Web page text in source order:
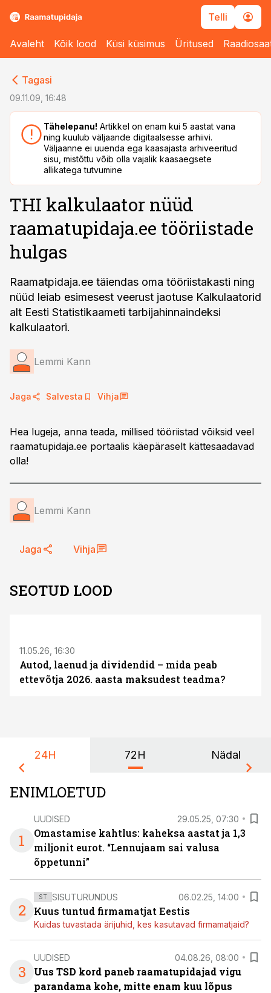
Telli
Avaleht Kõik lood Küsi küsimus Üritused
Tagasi
09.11.09, 16:48
Tähelepanu! Artikkel on enam kui 5 aastat vana
ning kuulub väljaande digitaalsesse arhiivi.
Väljaanne ei uuenda ega kaasajasta arhiveeritud
sisu, mistõttu võib olla vajalik kaasaegsete
allikatega tutvumine
THI kalkulaator nüüd
raamatupidaja.ee tööriistade
hulgas
Raamatpidaja.ee täiendas oma tööriistakasti ning
nüüd leiab esimesest veerust jaotuse Kalkulaatorid
alt Eesti Statistikaameti tarbijahinnaindeksi
kalkulaatori.
Lemmi Kann
Jaga Salvesta Vihja
Hea lugeja, anna teada, millised tööriistad võiksid veel
raamatupidaja.ee portaalis käepäraselt kättesaadavad
olla!
Lemmi Kann
Jaga Vihja
SEOTUD LOOD
11.05.26, 16:30
Autod, laenud ja dividendid – mida peab
ettevõtja 2026. aasta maksudest teadma?
24H 72H Nädal
ENIMLOETUD
1
UUDISED 29.05.25, 07:30
Omastamise kahtlus: kaheksa aastat ja 1,3
miljonit eurot. “Lennujaam sai valusa
õppetunni”
2
ST SISUTURUNDUS 06.02.25, 14:00
Kuus tuntud firmamatjat Eestis
Kuidas tuvastada ärijuhid, kes kasutavad firmamatjaid?
3
UUDISED 04.08.26, 08:00
Uus TSD kord paneb raamatupidajad vigu
parandama kohe, mitte enam kuu lõpus